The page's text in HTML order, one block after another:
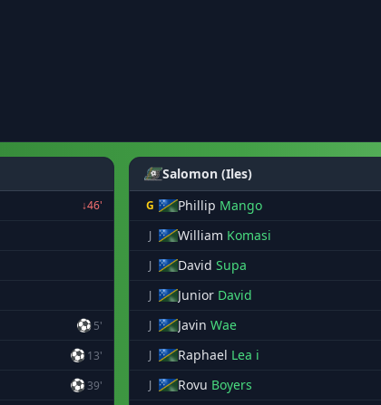
↓46'
⚽ 5'
⚽ 13'
⚽39'
Salomon (Iles)
G Phillip Mango
J
William Komasi
J David Supa
J Junior David
J Javin Wae
J
Raphael Lea i
J
Rovu Boyers